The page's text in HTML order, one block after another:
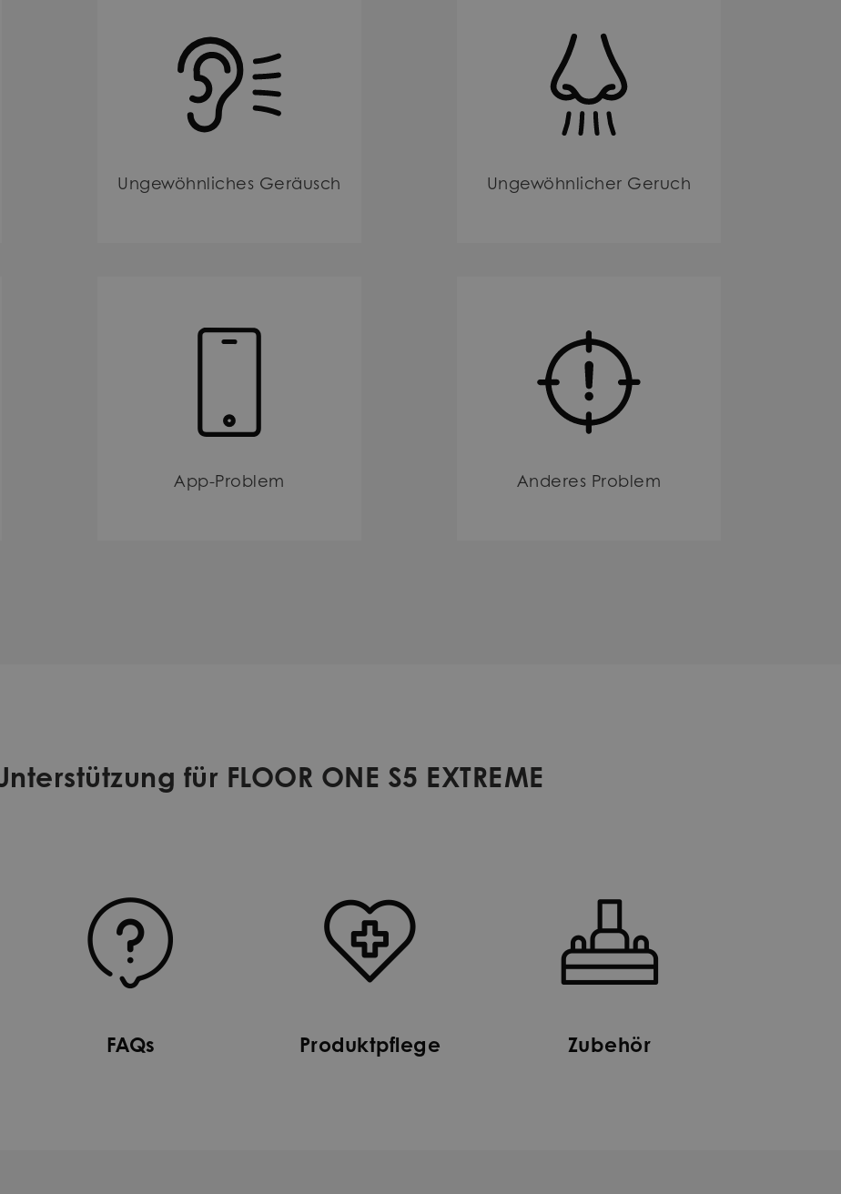
Ungewöhnliches Geräusch Ungewöhnlicher Geruch
App-Problem Anderes Problem
für FLOOR ONE S5 EXTREME
FAQs Produktpflege Zubehör